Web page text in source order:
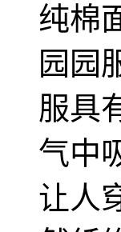
纯棉
园园
服具
气中
让人